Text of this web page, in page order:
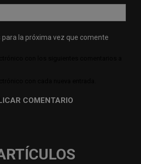
web:
para la próxima vez que comente